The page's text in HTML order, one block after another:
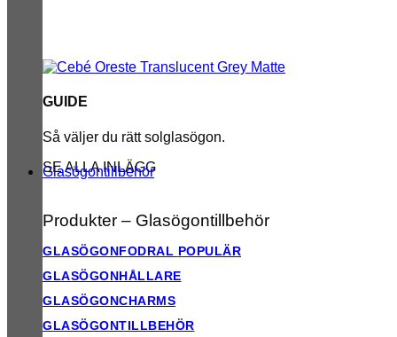
GUIDE
Så väljer du rätt solglasögon.
SE ALLA INLÄGG
Glasögontillbehör
Produkter – Glasögontillbehör
GLASÖGONFODRAL
GLASÖGONHÅLLARE
GLASÖGONCHARMS
GLASÖGONTILLBEHÖR